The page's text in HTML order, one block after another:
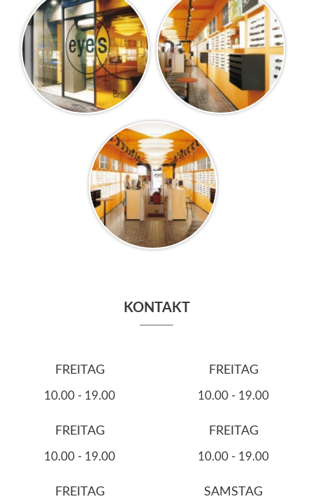
KONTAKT
FREITAG
10.00 - 19.00
FREITAG
10.00 - 19.00
FREITAG
10.00 - 19.00
FREITAG
10.00 - 19.00
FREITAG SAMSTAG